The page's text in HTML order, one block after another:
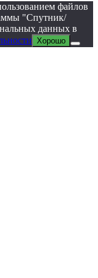
файлов
"Спутник/
данных в
Хорошо